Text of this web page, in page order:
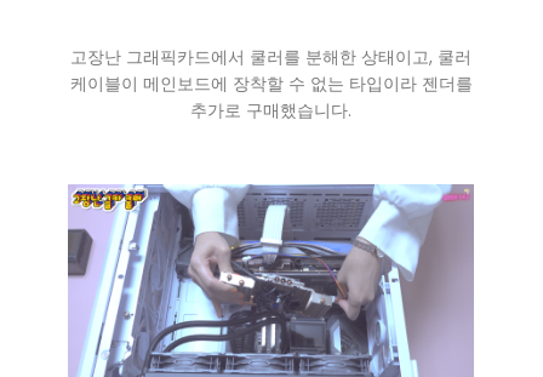
고장난 그래픽카드에서 쿨러를 분해한 상태이고, 쿨러
케이블이 메인보드에 장착할 수 없는 타입이라 젠더를
추가로 구매했습니다.